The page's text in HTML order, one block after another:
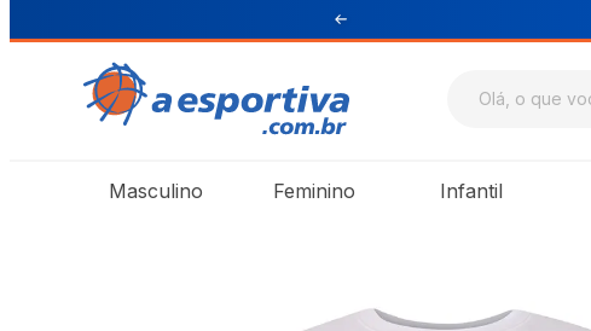
Masculino Feminino Infantil